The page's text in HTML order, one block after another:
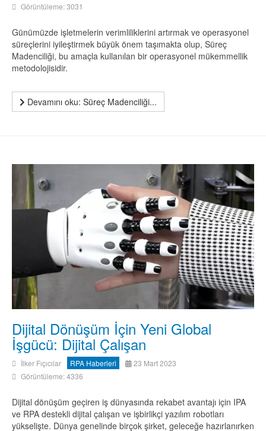
Görüntüleme: 3031
Günümüzde işletmelerin verimliliklerini artırmak ve operasyonel
süreçlerini iyileştirmek büyük önem taşımakta olup, Süreç
Madenciliği, bu amaçla kullanılan bir operasyonel mükemmellik
metodolojisidir.
Devamını oku: Süreç Madenciliği...
Dijital Dönüşüm İçin Yeni Global
İşgücü: Dijital Çalışan
İlker Fıçıcılar RPA Haberleri
23 Mart 2023
Görüntüleme: 4336
Dijital dönüşüm geçiren iş dünyasında rekabet avantajı için IPA
ve RPA destekli dijital çalışan ve işbirlikçi yazılım robotları
yükselişte. Dünya genelinde birçok şirket, geleceğe hazırlanırken